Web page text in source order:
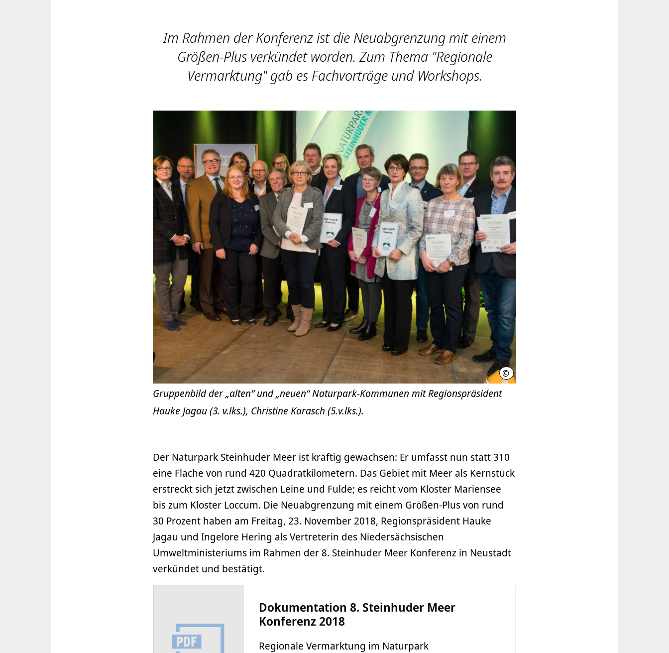
Im Rahmen der Konferenz ist die Neuabgrenzung mit einem
Größen-Plus verkündet worden. Zum Thema "Regionale
Vermarktung" gab es Fachvorträge und Workshops.
© Ulrich Pucknat / Region Hannover
Gruppenbild der „alten“ und „neuen“ Naturpark-Kommunen mit Regionspräsident
Hauke Jagau (3. v.lks.), Christine Karasch (5.v.lks.).
Der Naturpark Steinhuder Meer ist kräftig gewachsen: Er umfasst nun statt 310
eine Fläche von rund 420 Quadratkilometern. Das Gebiet mit Meer als Kernstück
erstreckt sich jetzt zwischen Leine und Fulde; es reicht vom Kloster Mariensee
bis zum Kloster Loccum. Die Neuabgrenzung mit einem Größen-Plus von rund
30 Prozent haben am Freitag, 23. November 2018, Regionspräsident Hauke
Jagau und Ingelore Hering als Vertreterin des Niedersächsischen
Umweltministeriums im Rahmen der 8. Steinhuder Meer Konferenz in Neustadt
verkündet und bestätigt.
Dokumentation 8. Steinhuder Meer
Konferenz 2018
Regionale Vermarktung im Naturpark